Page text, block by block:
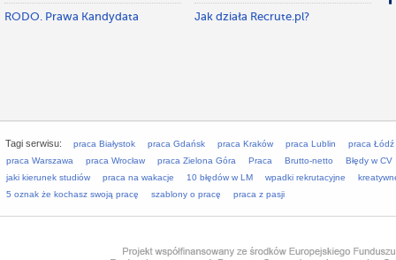
RODO. Prawa Kandydata Jak działa Recrute.pl?
Tagi serwisu: praca Białystok praca Gdańsk praca Kraków praca Lublin
praca Łódź
praca Warszawa
praca Wrocław praca Zielona Góra Praca Brutto-netto
Błędy w CV
jaki kierunek studiów
praca na wakacje 10 błędów w LM wpadki rekrutacyjne
5 oznak że kochasz swoją pracę
szablony o pracę praca z pasji